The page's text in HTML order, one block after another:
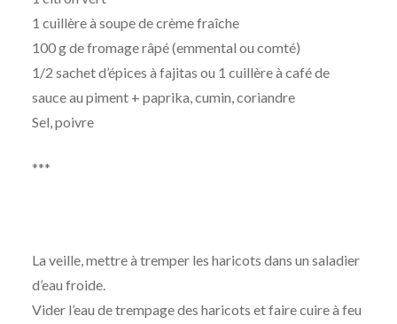
1 cuillère à soupe de crème fraîche
100 g de fromage râpé (emmental ou comté)
1/2 sachet d’épices à fajitas ou 1 cuillère à café de
sauce au piment + paprika, cumin, coriandre
Sel, poivre
***
La veille, mettre à tremper les haricots dans un saladier
d’eau froide.
Vider l’eau de trempage des haricots et faire cuire à feu